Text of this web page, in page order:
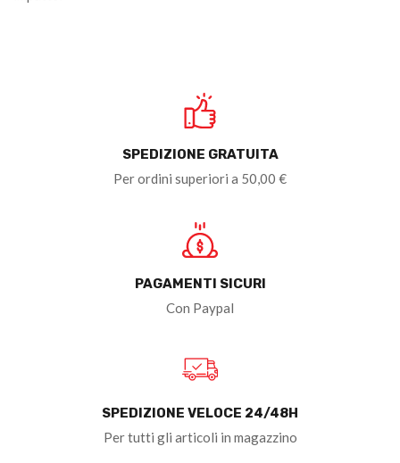
SPEDIZIONE GRATUITA
Per ordini superiori a 50,00 €
PAGAMENTI SICURI
Con Paypal
SPEDIZIONE VELOCE 24/48H
Per tutti gli articoli in magazzino